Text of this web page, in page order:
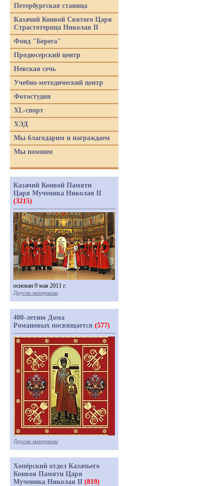
Петербургская станица
Казачий Конвой Святого Царя
Страстотерпца Николая II
Фонд "Берега"
Продюсерский центр
Невская сечь
Учебно-методический центр
Фотостудия
XL-спорт
ХЭД
Мы благодарим и награждаем
Мы помним
Казачий Конвой Памяти
Царя Мученика Николая II
(3215)
основан 9 мая 2011 г.
Другие материалы
400-летию Дома
Романовых посвящается (577)
Другие материалы
Хопёрский отдел Казачьего
Конвоя Памяти Царя
Мученика Николая II (819)